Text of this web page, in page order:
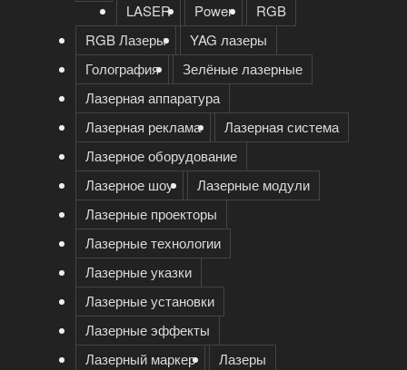
LASER
Power
RGB
RGB Лазеры
YAG лазеры
Голография
Зелёные лазерные
Лазерная аппаратура
Лазерная реклама
Лазерная система
Лазерное оборудование
Лазерное шоу
Лазерные модули
Лазерные проекторы
Лазерные технологии
Лазерные указки
Лазерные установки
Лазерные эффекты
Лазерный маркер
Лазеры